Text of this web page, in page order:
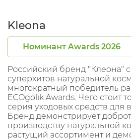
Kleona
Номинант Awards 2026
Российский бренд "Клеона"
суперхитов натуральной
многократный победитель
ECOgolik Awards. Чего стоит
серия уходовых средств для
Бренд демонстрирует
производству натуральной
растущий ассортимент и